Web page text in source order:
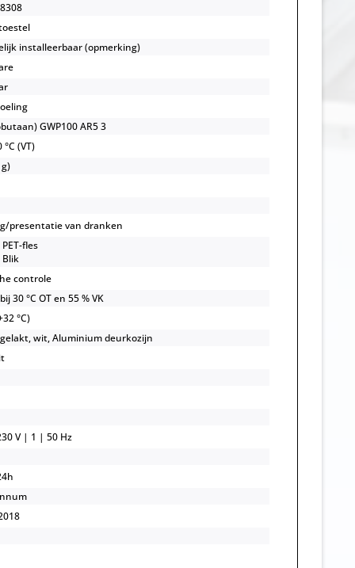
installeerbaar (opmerking)
GWP100 AR5 3
(VT)
presentatie van dranken
fles
Blik
controle
30 °C OT en 55 % VK
°C)
wit, Aluminium deurkozijn
V | 1 | 50 Hz